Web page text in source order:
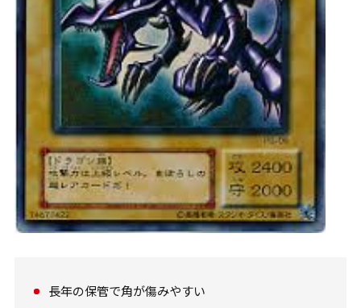
長年の保管で角が傷みやすい